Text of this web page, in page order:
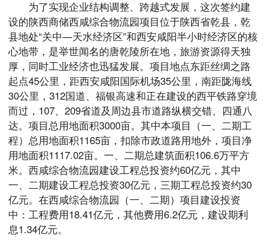
为了实现企业结构调整、跨越式发展，这次签约建
设的陕西商储西咸综合物流园项目位于陕西省乾县，乾
县地处“关中—天水经济区”和西安咸阳半小时经济区的核
心地带，是举世闻名的唐乾陵所在地，旅游资源得天独
厚，同时工业经济也迅猛发展。项目地点东距丝绸之路
起点45公里，距西安咸阳国际机场35公里，南距陇海线
30公里，312国道、福银高速和正在建设的西平铁路穿境
而过，107、209省道及周边县市道路纵横交错、四通八
达。项目总用地面积3000亩。其中本项目（一、二期工
程）总用地面积1165亩，扣除市政道路用地外，项目净
用地面积1117.02亩。一、二期总建筑面积106.6万平方
米。西咸综合物流园建设工程总投资约60亿元，其中
一、二期建设工程总投资30亿元，三期工程总投资约30
亿元。在西咸综合物流园（一、二期）项目建设投资
中：工程费用18.41亿元，其他费用6.2亿元，建设期利
息1.34亿元。